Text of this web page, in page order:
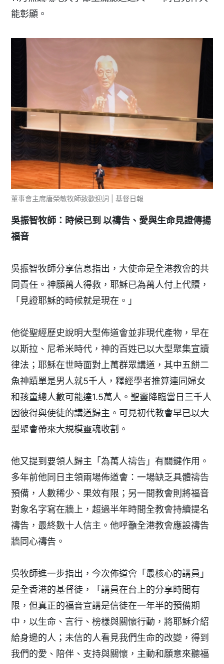
能彰顯。
董事會主席唐榮敏牧師致歡迎詞 | 基督日報
吳振智牧師：時候已到 以禱告、愛與生命見證傳揚
福音
吳振智牧師分享信息指出，大使命是全港教會的共
同責任。神願萬人得救，耶穌已為萬人付上代贖，
「見證耶穌的時候就是現在。」
他從聖經歷史說明大型佈道會並非現代產物，早在
以斯拉、尼希米時代，神的百姓已以大型聚集宣讀
律法；耶穌在世時面對上萬群眾講道，其中五餅二
魚神蹟單是男人就5千人，釋經學者推算連同婦女
和孩童總人數可能達1.5萬人。聖靈降臨當日三千人
因彼得與使徒的講道歸主。可見初代教會早已以大
型聚會帶來大規模靈魂收割。
他又提到要領人歸主「為萬人禱告」有關鍵作用。
多年前他同日主領兩場佈道會：一場缺乏具體禱告
預備，人數稀少、果效有限；另一間教會則將福音
對象名字寫在牆上，超過半年時間全教會持續提名
禱告，最終數十人信主。他呼籲全港教會應設禱告
牆同心禱告。
吳牧師進一步指出，今次佈道會「最核心的講員」
是全香港的基督徒，「講員在台上的分享時間有
限，但真正的福音宣講是信徒在一年半的預備期
中，以生命、言行、榜樣與關懷行動，將耶穌介紹
給身邊的人；未信的人看見我們生命的改變，得到
我們的愛、陪伴、支持與關懷，主動和願意來聽福